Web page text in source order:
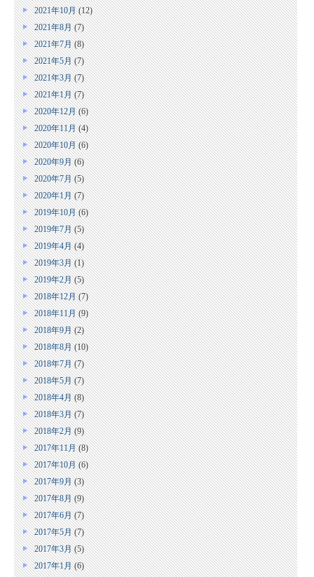
2021年10月(12)
2021年8月(7)
2021年7月(8)
2021年5月(7)
2021年3月(7)
2021年1月(7)
2020年12月(6)
2020年11月(4)
2020年10月(6)
2020年9月(6)
2020年7月(5)
2020年1月(7)
2019年10月(6)
2019年7月(5)
2019年4月(4)
2019年3月(1)
2019年2月(5)
2018年12月(7)
2018年11月(9)
2018年9月(2)
2018年8月(10)
2018年7月(7)
2018年5月(7)
2018年4月(8)
2018年3月(7)
2018年2月(9)
2017年11月(8)
2017年10月(6)
2017年9月(3)
2017年8月(9)
2017年6月(7)
2017年5月(7)
2017年3月(5)
2017年1月(6)